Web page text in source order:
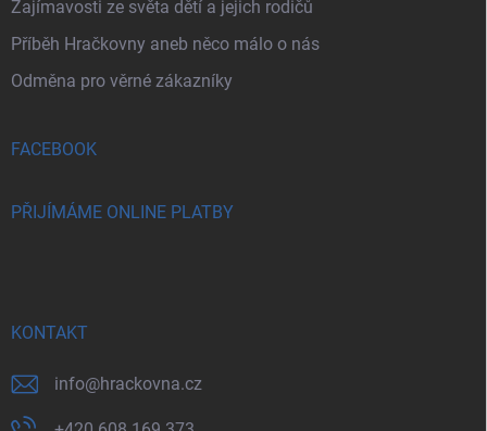
Zajímavosti ze světa dětí a jejich rodičů
Příběh Hračkovny aneb něco málo o nás
Odměna pro věrné zákazníky
FACEBOOK
PŘIJÍMÁME ONLINE PLATBY
KONTAKT
info@hrackovna.cz